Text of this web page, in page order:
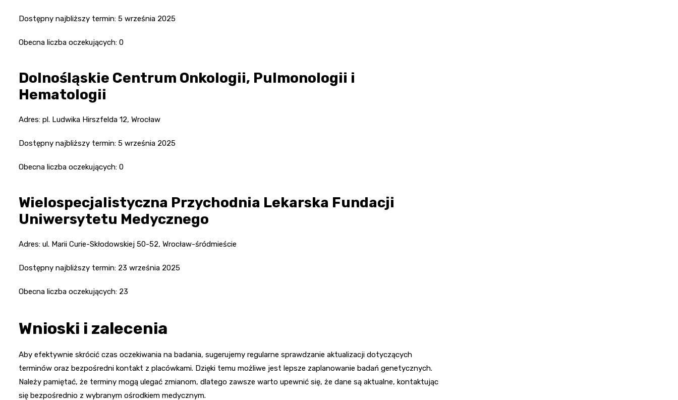
Dostępny najbliższy termin: 5 września 2025
Obecna liczba oczekujących: 0
Dolnośląskie Centrum Onkologii, Pulmonologii i
Hematologii
Adres: pl. Ludwika Hirszfelda 12, Wrocław
Dostępny najbliższy termin: 5 września 2025
Obecna liczba oczekujących: 0
Wielospecjalistyczna Przychodnia Lekarska Fundacji
Uniwersytetu Medycznego
Adres: ul. Marii Curie-Skłodowskiej 50-52, Wrocław-śródmieście
Dostępny najbliższy termin: 23 września 2025
Obecna liczba oczekujących: 23
Wnioski i zalecenia
Aby efektywnie skrócić czas oczekiwania na badania, sugerujemy regularne sprawdzanie aktualizacji dotyczących
terminów oraz bezpośredni kontakt z placówkami. Dzięki temu możliwe jest lepsze zaplanowanie badań genetycznych.
Należy pamiętać, że terminy mogą ulegać zmianom, dlatego zawsze warto upewnić się, że dane są aktualne, kontaktując
się bezpośrednio z wybranym ośrodkiem medycznym.